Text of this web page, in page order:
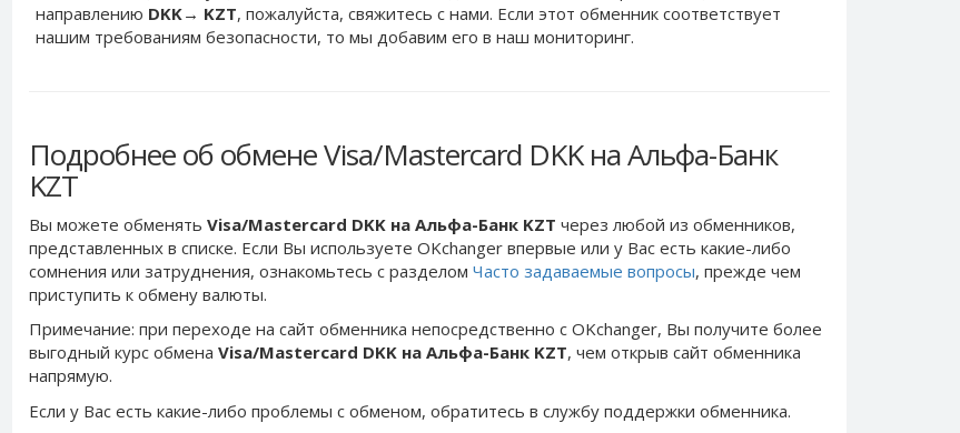
направлению DKK→ KZT, пожалуйста, свяжитесь с нами. Если этот обменник соответствует
нашим требованиям безопасности, то мы добавим его в наш мониторинг.
Подробнее об обмене Visa/Mastercard DKK на Альфа-Банк
KZT
Вы можете обменять Visa/Mastercard DKK на Альфа-Банк KZT через любой из обменников,
представленных в списке. Если Вы используете OKchanger впервые или у Вас есть какие-либо
сомнения или затруднения, ознакомьтесь с разделом Часто задаваемые вопросы, прежде чем
приступить к обмену валюты.
Примечание: при переходе на сайт обменника непосредственно c OKchanger, Вы получите более
выгодный курс обмена Visa/Mastercard DKK на Альфа-Банк KZT, чем открыв сайт обменника
напрямую.
Если у Вас есть какие-либо проблемы с обменом, обратитесь в службу поддержки обменника.